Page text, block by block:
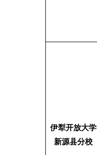
伊犁开放大学
新源县分校